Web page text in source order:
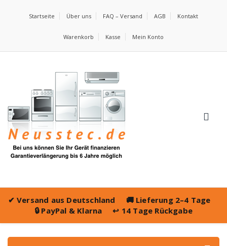
Startseite Über uns FAQ – Versand AGB Kontakt
Warenkorb Kasse Mein Konto
✔ Versand aus Deutschland 🚚 Lieferung 2–4 Tage
🔒 PayPal & Klarna ↩️ 14 Tage Rückgabe